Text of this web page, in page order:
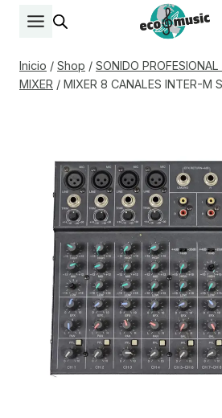
Inicio / Shop / SONIDO
MIXER / MIXER 8 CANALES INTER-M